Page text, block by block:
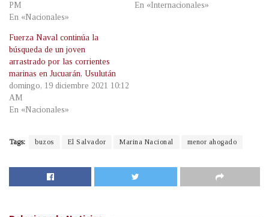
PM
En «Nacionales»
En «Internacionales»
Fuerza Naval continúa la
búsqueda de un joven
arrastrado por las corrientes
marinas en Jucuarán, Usulután
domingo, 19 diciembre 2021 10:12
AM
En «Nacionales»
Tags: buzos El Salvador Marina Nacional menor ahogado